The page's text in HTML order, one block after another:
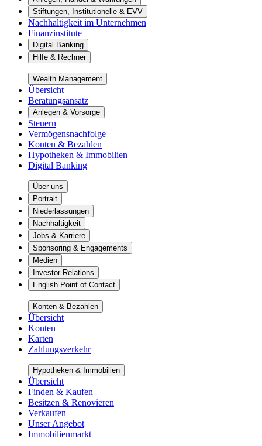
Stiftungen, Institutionelle & EVV
Nachhaltigkeit im Unternehmen
Finanzinstitute
Digital Banking
Hilfe & Rechner
Wealth Management
Übersicht
Beratungsansatz
Anlegen & Vorsorge
Steuern
Vermögensnachfolge
Konten & Bezahlen
Hypotheken & Immobilien
Digital Banking
Über uns
Portrait
Niederlassungen
Nachhaltigkeit
Jobs & Karriere
Sponsoring & Engagements
Medien
Investor Relations
English Point of Contact
Konten & Bezahlen
Übersicht
Konten
Karten
Zahlungsverkehr
Hypotheken & Immobilien
Übersicht
Finden & Kaufen
Besitzen & Renovieren
Verkaufen
Unser Angebot
Immobilienmarkt